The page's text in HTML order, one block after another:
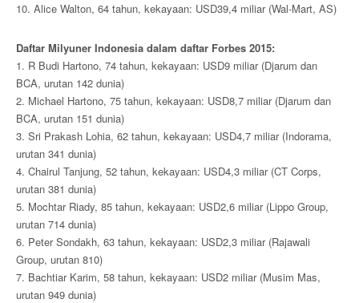
10. Alice Walton, 64 tahun, kekayaan: USD39,4 miliar (Wal-Mart, AS)
Daftar Milyuner Indonesia dalam daftar Forbes 2015:
1. R Budi Hartono, 74 tahun, kekayaan: USD9 miliar (Djarum dan
BCA, urutan 142 dunia)
2. Michael Hartono, 75 tahun, kekayaan: USD8,7 miliar (Djarum dan
BCA, urutan 151 dunia)
3. Sri Prakash Lohia, 62 tahun, kekayaan: USD4,7 miliar (Indorama,
urutan 341 dunia)
4. Chairul Tanjung, 52 tahun, kekayaan: USD4,3 miliar (CT Corps,
urutan 381 dunia)
5. Mochtar Riady, 85 tahun, kekayaan: USD2,6 miliar (Lippo Group,
urutan 714 dunia)
6. Peter Sondakh, 63 tahun, kekayaan: USD2,3 miliar (Rajawali
Group, urutan 810)
7. Bachtiar Karim, 58 tahun, kekayaan: USD2 miliar (Musim Mas,
urutan 949 dunia)